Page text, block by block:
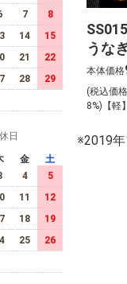
7
8
14
15
21
22
28
29
日
金
土
4
5
11
12
18
19
25
26
うな
ト 3
本体価格
(税込価格
8%)【軽】
※2019